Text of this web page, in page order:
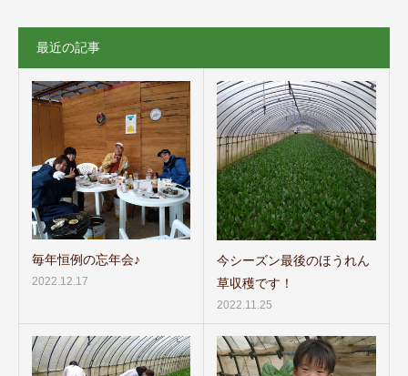
最近の記事
毎年恒例の忘年会♪
2022.12.17
今シーズン最後のほうれん
草収穫です！
2022.11.25